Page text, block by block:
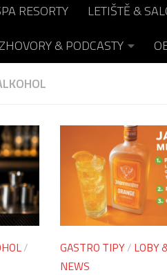
RESORTY LETIŠTĚ &
& PODCASTY
/
GASTRO TIPY/ LOBY
NEWS